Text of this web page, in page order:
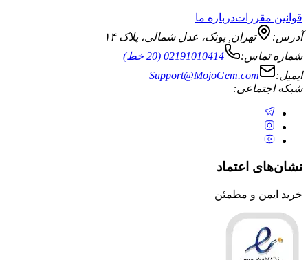
درباره ما
تهران ,پونک، عدل شمالی، پلاک ۱۴
02191010414 (20 خط)
Support@MojoGem.com
اعتماد
و مطمئن